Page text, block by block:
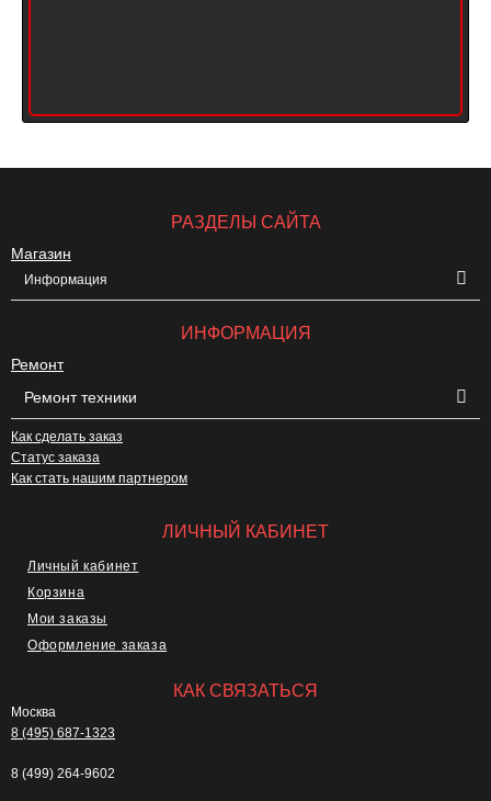
РАЗДЕЛЫ САЙТА
Магазин
Информация
ИНФОРМАЦИЯ
Ремонт
Ремонт техники
Как сделать заказ
Статус заказа
Как стать нашим партнером
ЛИЧНЫЙ КАБИНЕТ
Личный кабинет
Корзина
Мои заказы
Оформление заказа
КАК СВЯЗАТЬСЯ
Москва
8 (495) 687-1323
8 (499) 264-9602